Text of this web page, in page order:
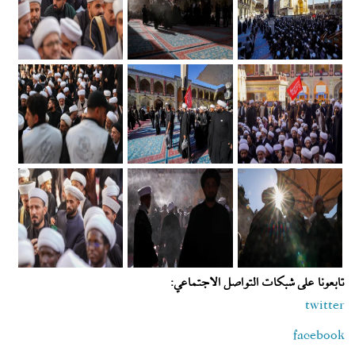
تابعونا على شبكات التواصل الاجتماعي:
twitter
facebook